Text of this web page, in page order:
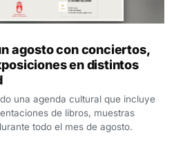
agosto con conciertos,
en distintos
una agenda cultural que incluye
de libros, muestras
todo el mes de agosto.